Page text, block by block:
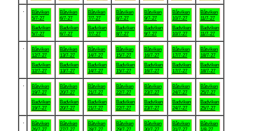
Båtviken
5/7-27
Badviken
5/7-27
Båtviken
6/7-27
Badviken
6/7-27
Båtviken
7/7-27
Badviken
7/7-27
Båtviken
8/7-27
Badviken
8/7-27
Båtviken
9/7-27
Badviken
9/7-27
Båtviken
10/7-27
Badviken
10/7-27
Båtviken
11/7-27
Badviken
11/7-27
Båtviken
12/7-27
Badviken
12/7-27
Båtviken
13/7-27
Badviken
13/7-27
Båtviken
14/7-27
Badviken
14/7-27
Båtviken
15/7-27
Badviken
15/7-27
Båtviken
16/7-27
Badviken
16/7-27
Båtviken
17/7-27
Badviken
17/7-27
Båtviken
18/7-27
Badviken
18/7-27
Båtviken
19/7-27
Badviken
19/7-27
Båtviken
20/7-27
Badviken
20/7-27
Båtviken
21/7-27
Badviken
21/7-27
Båtviken
22/7-27
Badviken
22/7-27
Båtviken
23/7-27
Badviken
23/7-27
Båtviken
24/7-27
Badviken
24/7-27
Båtviken
25/7-27
Badviken
25/7-27
Båtviken
26/7-27
Båtviken
27/7-27
Båtviken
28/7-27
Båtviken
29/7-27
Båtviken
30/7-27
Båtviken
31/7-27
Båtviken
1/8-27